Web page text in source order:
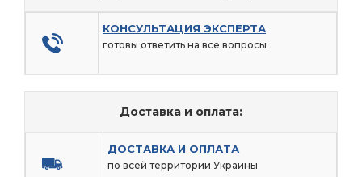
КОНСУЛЬТАЦИЯ ЭКСПЕРТА
готовы ответить на все вопросы
Доставка и оплата:
ДОСТАВКА И ОПЛАТА
по всей территории Украины